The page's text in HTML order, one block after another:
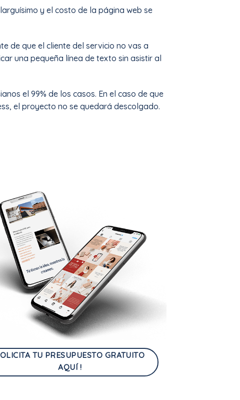
y el costo de la página web se
de que el cliente del servicio no vas a
una pequeña línea de texto sin asistir al
el 99% de los casos. En el caso de que
el proyecto no se quedará descolgado.
TU PRESUPUESTO GRATUITO
AQUÍ !